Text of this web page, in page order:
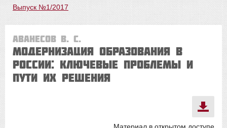
Выпуск №1/2017
Аванесов В. С.
Модернизация образования в
России: ключевые проблемы и
пути их решения